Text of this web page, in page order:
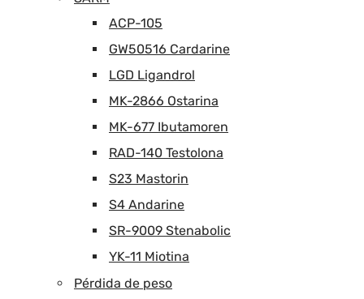
ACP-105
GW50516 Cardarine
LGD Ligandrol
MK-2866 Ostarina
MK-677 Ibutamoren
RAD-140 Testolona
S23 Mastorin
S4 Andarine
SR-9009 Stenabolic
YK-11 Miotina
Pérdida de peso